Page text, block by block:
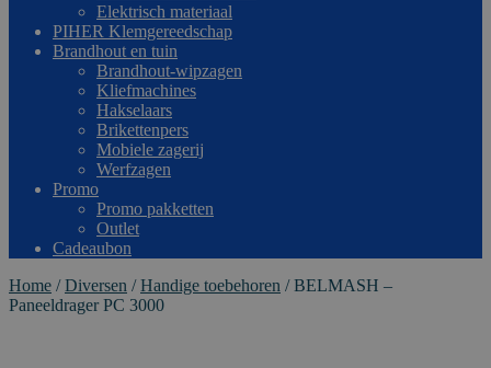
Elektrisch materiaal
PIHER Klemgereedschap
Brandhout en tuin
Brandhout-wipzagen
Kliefmachines
Hakselaars
Brikettenpers
Mobiele zagerij
Werfzagen
Promo
Promo pakketten
Outlet
Cadeaubon
Home /Diversen /Handige toebehoren /BELMASH –
Paneeldrager PC 3000